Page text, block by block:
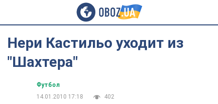
Нери Кастильо уходит из
"Шахтера"
Футбол
14.01.2010 17:18
402